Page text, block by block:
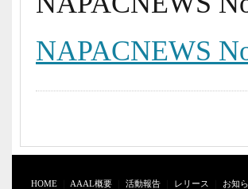
NAPACNEWS
HOME AAAL概要 活動報告 レリース
お知